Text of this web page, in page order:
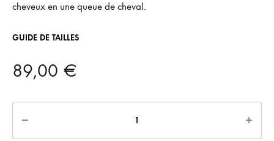
cheveux en une queue de cheval.
GUIDE DE TAILLES
89,00 €